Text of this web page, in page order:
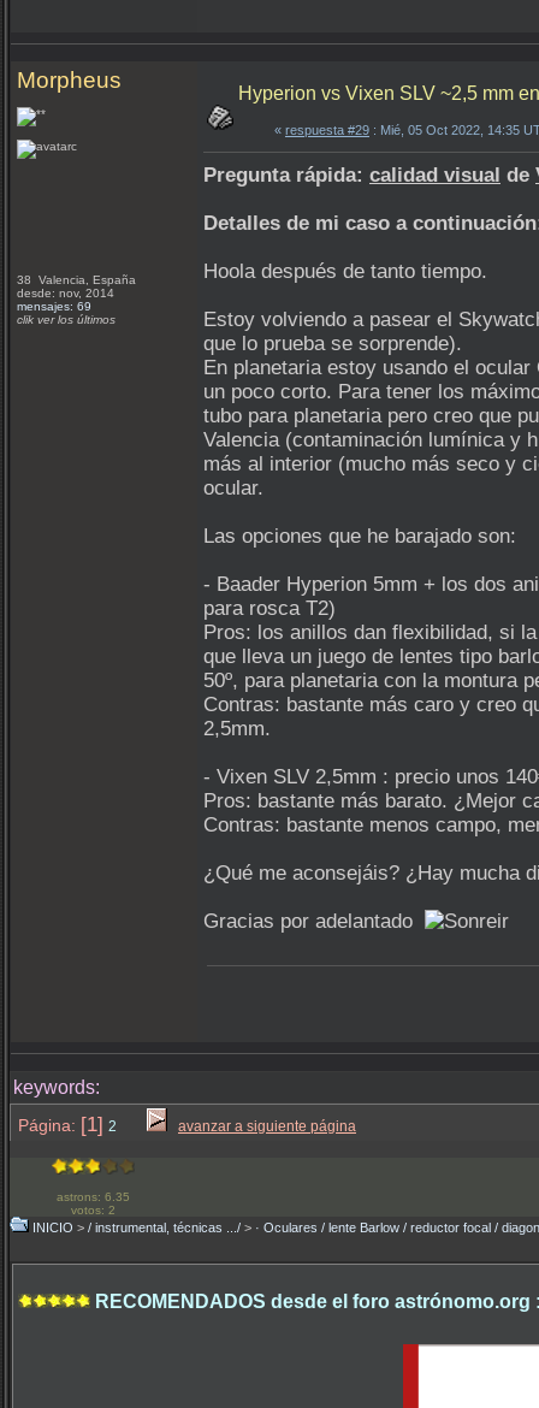
Morpheus
38 Valencia, España
desde: nov, 2014
mensajes: 69
clik ver los últimos
Hyperion vs Vixen SLV ~2,5 mm
« respuesta #29 : Mié, 05 Oct 2022, 14:35
Pregunta rápida: calidad visual de
Detalles de mi caso a
Hoola después de tanto tiempo.
Estoy volviendo a pasear el
que lo prueba se sorprende).
En planetaria estoy usando el
un poco corto. Para tener los
tubo para planetaria pero creo que
Valencia (contaminación lumínica y
más al interior (mucho más seco y
ocular.
Las opciones que he barajado son:
- Baader Hyperion 5mm + los dos
para rosca T2)
Pros: los anillos dan flexibilidad, si
que lleva un juego de lentes tipo
50º, para planetaria con la montura
Contras: bastante más caro y creo
2,5mm.
- Vixen SLV 2,5mm : precio unos
Pros: bastante más barato. ¿Mejor
Contras: bastante menos campo,
¿Qué me aconsejáis? ¿Hay mucha
Gracias por adelantado
keywords:
Página: [1] 2 avanzar a siguiente página
astrons: 6.35
votos: 2
INICIO > / instrumental, técnicas .../ > · Oculares / lente Barlow / reductor focal /
RECOMENDADOS desde el foro astrónomo.org